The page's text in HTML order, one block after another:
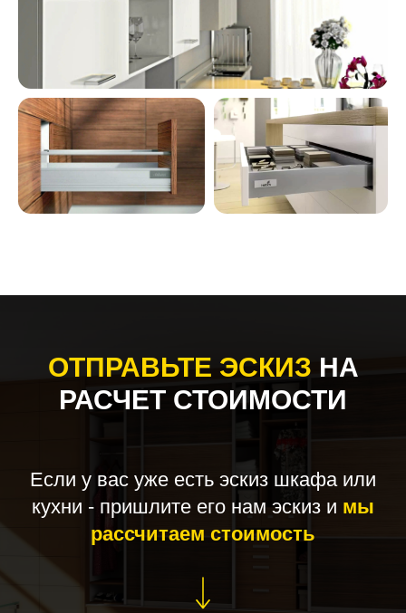
ОТПРАВЬТЕ ЭСКИЗ НА
РАСЧЕТ СТОИМОСТИ
Если у вас уже есть эскиз шкафа или
кухни - пришлите его нам эскиз и мы
рассчитаем стоимость